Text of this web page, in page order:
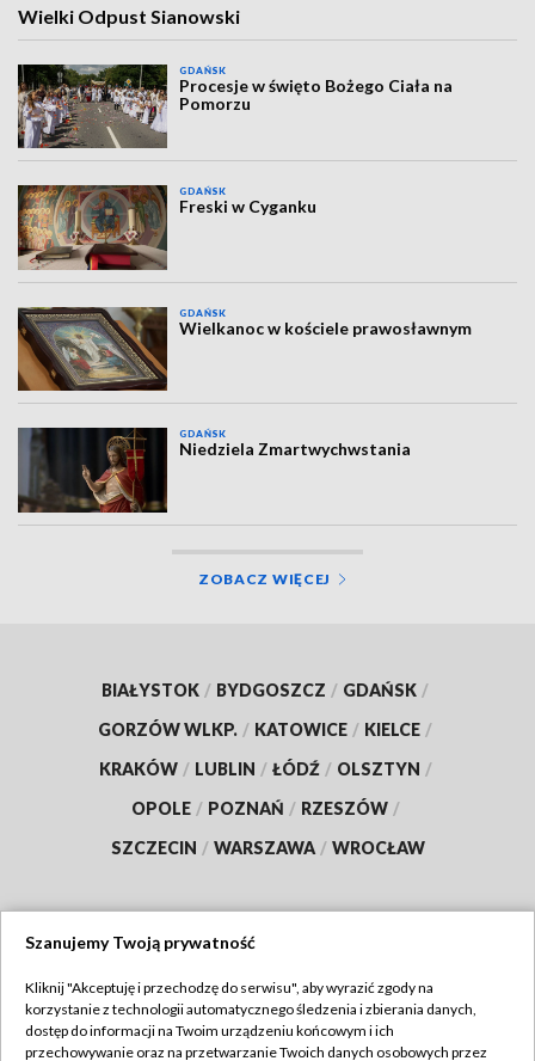
Wielki Odpust Sianowski
GDAŃSK
Procesje w święto Bożego Ciała na
Pomorzu
GDAŃSK
Freski w Cyganku
GDAŃSK
Wielkanoc w kościele prawosławnym
GDAŃSK
Niedziela Zmartwychwstania
ZOBACZ WIĘCEJ
BIAŁYSTOK / BYDGOSZCZ / GDAŃSK /
GORZÓW WLKP. / KATOWICE / KIELCE /
KRAKÓW / LUBLIN / ŁÓDŹ / OLSZTYN /
OPOLE / POZNAŃ / RZESZÓW /
SZCZECIN / WARSZAWA / WROCŁAW
TVP
Abonament TVP
Szanujemy Twoją prywatność
Kliknij "Akceptuję i przechodzę do serwisu", aby wyrazić zgody na
korzystanie z technologii automatycznego śledzenia i zbierania danych,
dostęp do informacji na Twoim urządzeniu końcowym i ich
przechowywanie oraz na przetwarzanie Twoich danych osobowych przez